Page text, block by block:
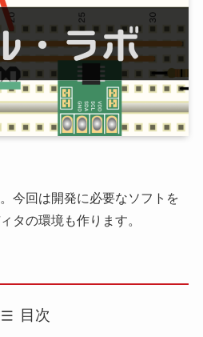
今回は開発に必要なソフトを
タの環境も作ります。
目次